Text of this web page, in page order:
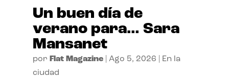
Un buen día de
verano para… Sara
Mansanet
por Flat Magazine| Ago 5, 2026
En la
ciudad